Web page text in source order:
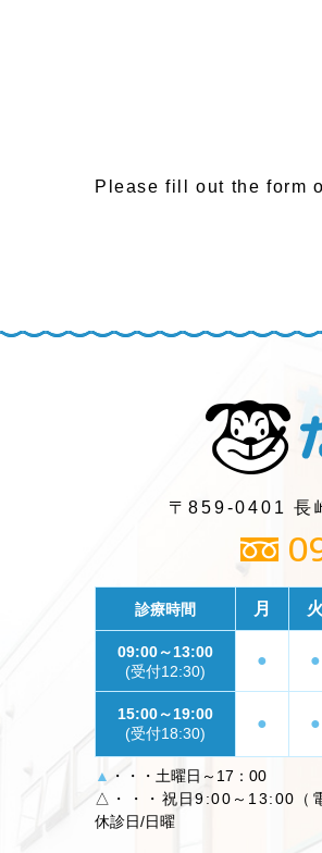
Please fill out the form
〒859-0401 長
診療時間 月 火
09:00～13:00
(受付12:30)
● ●
15:00～19:00
(受付18:30)
● ●
▲ ・・・土曜日～17：00
△・・・祝日9:00～13:00（
休診日/日曜